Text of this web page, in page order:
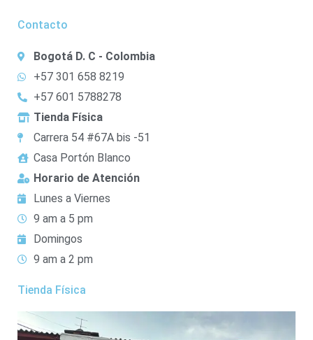
Contacto
Bogotá D. C - Colombia
+57 301 658 8219
+57 601 5788278
Tienda Física
Carrera 54 #67A bis -51
Casa Portón Blanco
Horario de Atención
Lunes a Viernes
9 am a 5 pm
Domingos
9 am a 2 pm
Tienda Física